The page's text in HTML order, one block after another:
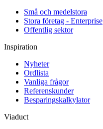
Små och medelstora
Stora företag - Enterprise
Offentlig sektor
Inspiration
Nyheter
Ordlista
Vanliga frågor
Referenskunder
Besparingskalkylator
Viaduct